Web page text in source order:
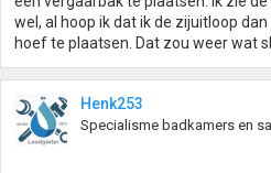
wel, al hoop ik dat ik de zijuitloop
hoef te plaatsen. Dat zou weer wat
Henk253
Specialisme badkamers en